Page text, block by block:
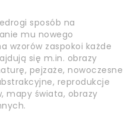
sposób na
mu nowego
wzorów zaspokoi każde
się m.in. obrazy
pejzaże, nowoczesne
reprodukcje
mapy świata, obrazy